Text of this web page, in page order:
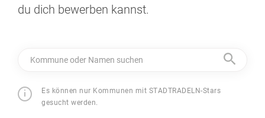
du dich bewerben kannst.
Kommune oder Namen suchen
Es können nur Kommunen mit STADTRADELN-Stars
gesucht werden.